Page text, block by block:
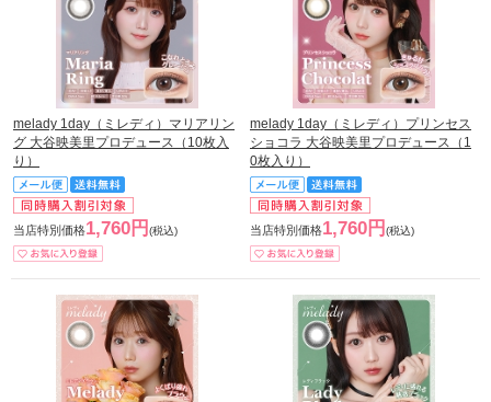
melady 1day（ミレディ）マリアリン
グ 大谷映美里プロデュース（10枚入
り）
当店特別価格1,760円 (税込)
melady 1day（ミレディ）プリンセス
ショコラ 大谷映美里プロデュース（1
0枚入り）
当店特別価格1,760円 (税込)